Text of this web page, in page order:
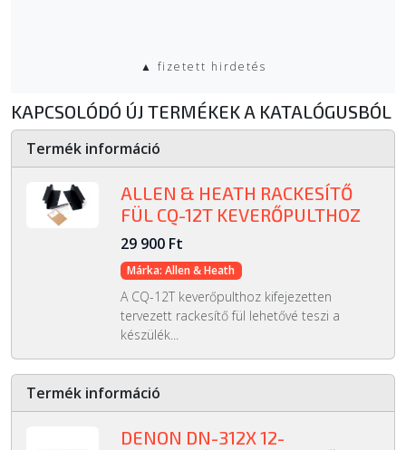
▲ fizetett hirdetés
KAPCSOLÓDÓ ÚJ TERMÉKEK A KATALÓGUSBÓL
Termék információ
ALLEN & HEATH RACKESÍTŐ
FÜL CQ-12T KEVERŐPULTHOZ
29 900 Ft
Márka: Allen & Heath
A CQ-12T keverőpulthoz kifejezetten
tervezett rackesítő fül lehetővé teszi a
készülék...
Termék információ
DENON DN-312X 12-